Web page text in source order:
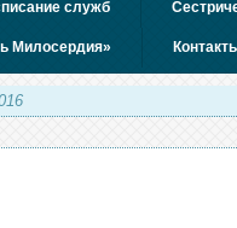
служб
Милосердия»